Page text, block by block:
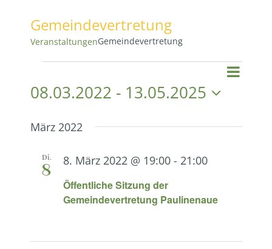
Gemeindevertretung
VeranstaltungenGemeindevertretung
VeranstaltungenSuche
Liste
08.03.2022 - 13.05.2025
wählen.
März 2022
Di.
8
Öffentliche Sitzung der
Gemeindevertretung Paulinenaue
8. März 2022 @ 19:00- 21:00